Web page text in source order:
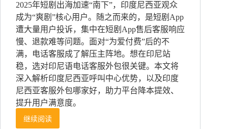
2025年短剧出海加速“南下”，印度尼西亚观众
成为“爽剧”核心用户。随之而来的，是短剧App
遭大量用户投诉，集中在短剧App售后客服响应
慢、退款难等问题。面对“为爱付费”后的不
满，电话客服成了解压主阵地。想在印尼站
稳，选对印尼语电话客服外包很关键。本文将
深入解析印度尼西亚呼叫中心优势，以及印度
尼西亚客服外包哪家好，助力平台降本提效、
提升用户满意度。
继续阅读
投